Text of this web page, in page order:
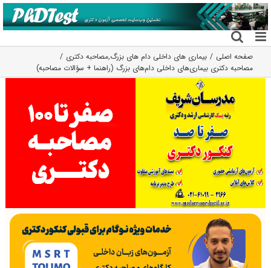
رفتن
به
محتوا
صفحه اصلی بیماری های داخلی دام های بزرگ,مصاحبه دکتری
مصاحبه دکتری بیماری‌های داخلی دام‌های بزرگ (راهنما + سؤالات مصاحبه)